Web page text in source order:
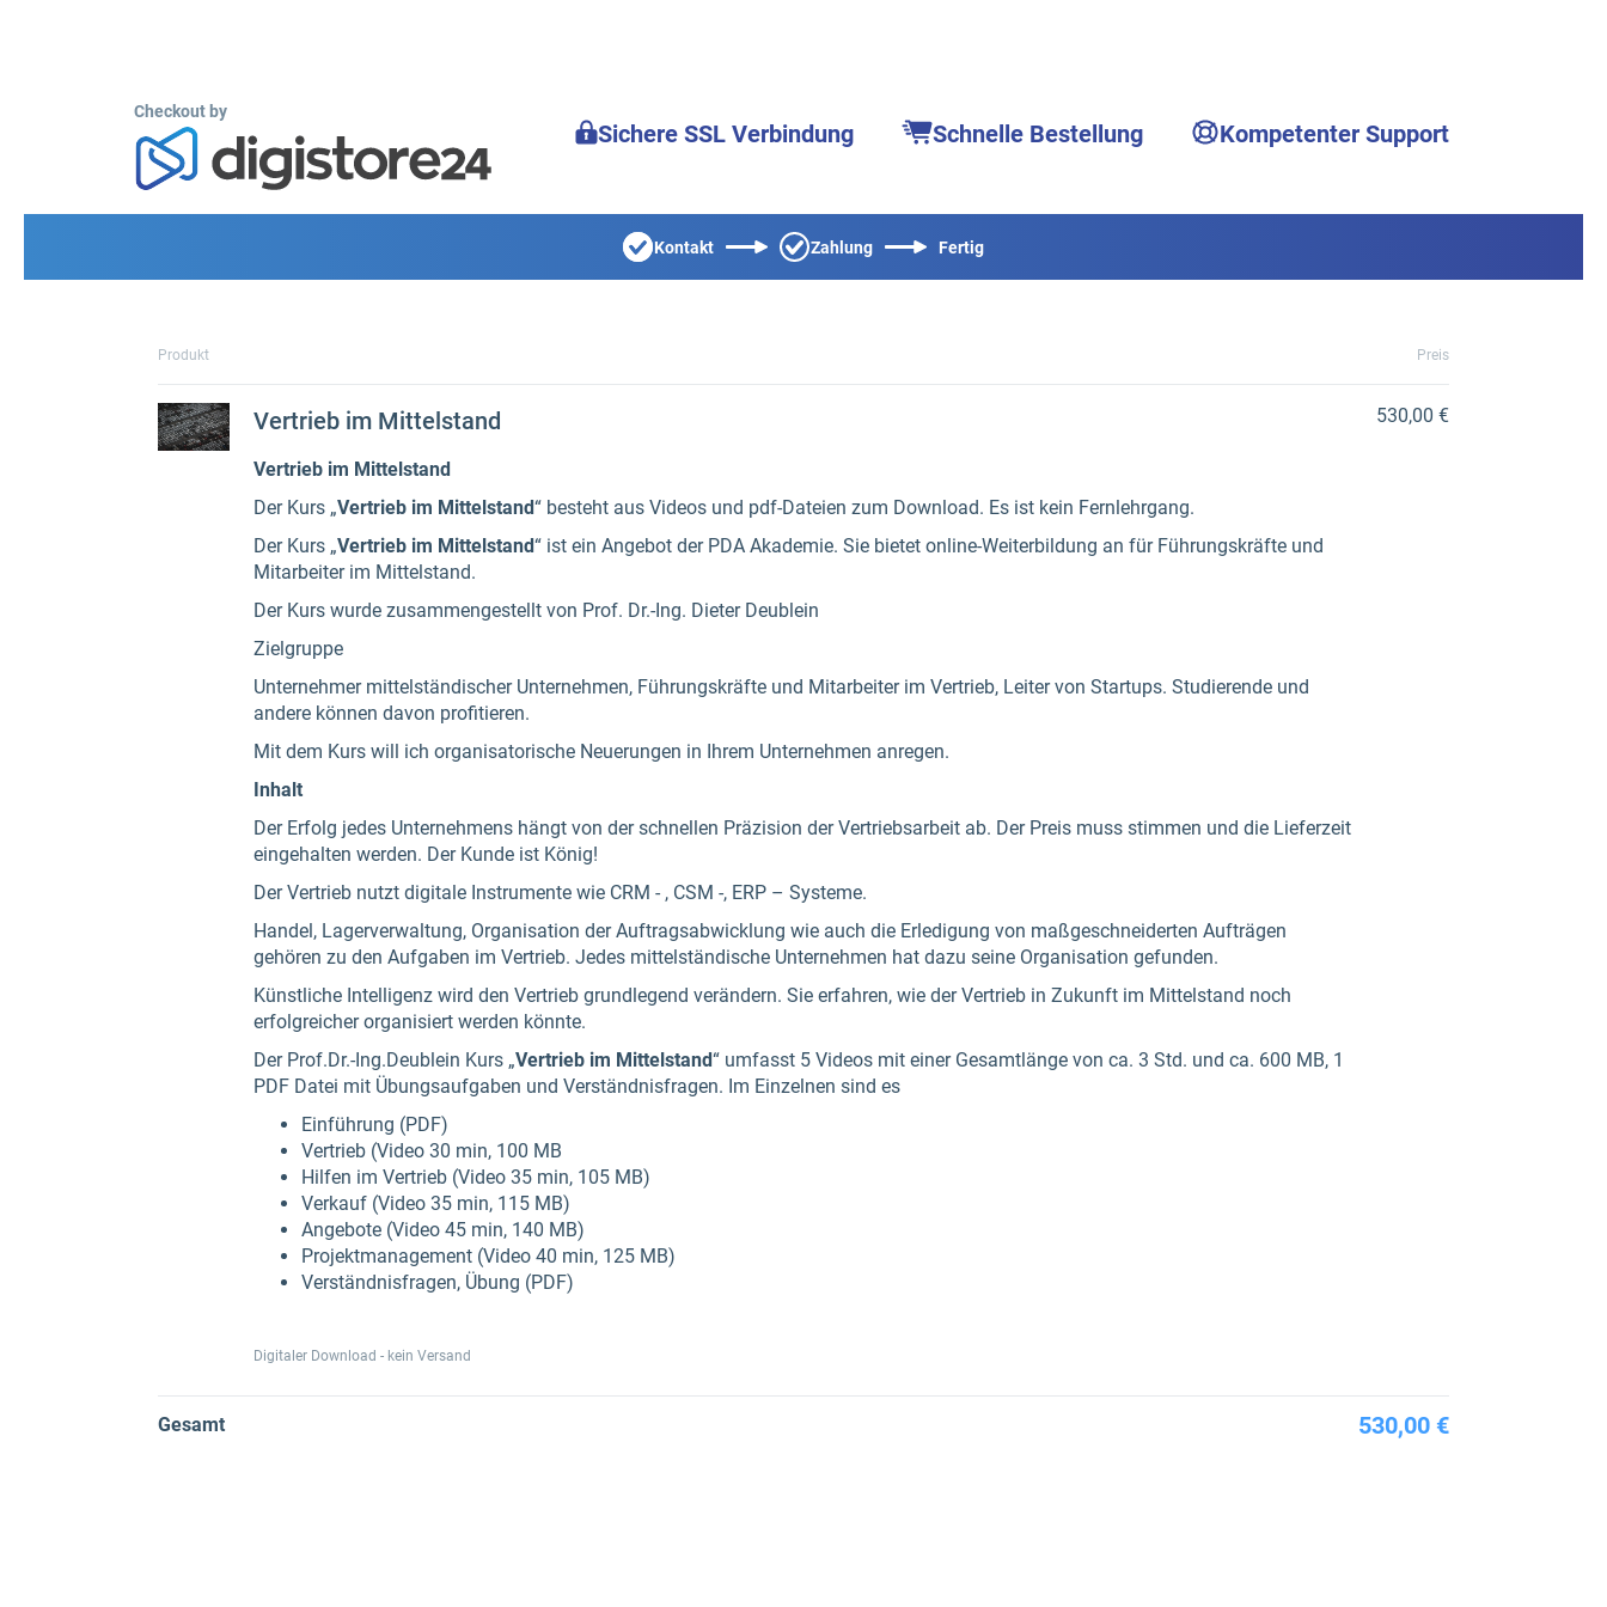
Checkout by
Sichere SSL Verbindung Schnelle Bestellung Kompetenter Support
Kontakt Zahlung Fertig
Produkt Preis
Vertrieb im Mittelstand
Vertrieb im Mittelstand
Der Kurs „Vertrieb im Mittelstand“ besteht aus Videos und pdf-Dateien zum Download. Es ist kein Fernlehrgang.
Der Kurs „Vertrieb im Mittelstand“ ist ein Angebot der PDA Akademie. Sie bietet online-Weiterbildung an für Führungskräfte und
Mitarbeiter im Mittelstand.
Der Kurs wurde zusammengestellt von Prof. Dr.-Ing. Dieter Deublein
Zielgruppe
Unternehmer mittelständischer Unternehmen, Führungskräfte und Mitarbeiter im Vertrieb, Leiter von Startups. Studierende und
andere können davon profitieren.
Mit dem Kurs will ich organisatorische Neuerungen in Ihrem Unternehmen anregen.
Inhalt
Der Erfolg jedes Unternehmens hängt von der schnellen Präzision der Vertriebsarbeit ab. Der Preis muss stimmen und die Lieferzeit
eingehalten werden. Der Kunde ist König!
Der Vertrieb nutzt digitale Instrumente wie CRM - , CSM -, ERP – Systeme.
Handel, Lagerverwaltung, Organisation der Auftragsabwicklung wie auch die Erledigung von maßgeschneiderten Aufträgen
gehören zu den Aufgaben im Vertrieb. Jedes mittelständische Unternehmen hat dazu seine Organisation gefunden.
Künstliche Intelligenz wird den Vertrieb grundlegend verändern. Sie erfahren, wie der Vertrieb in Zukunft im Mittelstand noch
erfolgreicher organisiert werden könnte.
Der Prof.Dr.-Ing.Deublein Kurs „Vertrieb im Mittelstand“ umfasst 5 Videos mit einer Gesamtlänge von ca. 3 Std. und ca. 600 MB, 1
PDF Datei mit Übungsaufgaben und Verständnisfragen. Im Einzelnen sind es
Einführung (PDF)
Vertrieb (Video 30 min, 100 MB
Hilfen im Vertrieb (Video 35 min, 105 MB)
Verkauf (Video 35 min, 115 MB)
Angebote (Video 45 min, 140 MB)
Projektmanagement (Video 40 min, 125 MB)
Verständnisfragen, Übung (PDF)
Digitaler Download - kein Versand
530,00 €
Gesamt 530,00 €